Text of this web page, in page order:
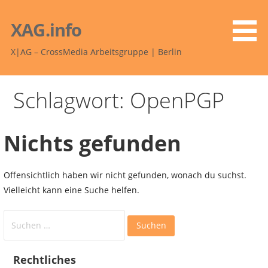
Inhalt
springen
XAG.info
X|AG – CrossMedia Arbeitsgruppe | Berlin
Schlagwort: OpenPGP
Nichts gefunden
Offensichtlich haben wir nicht gefunden, wonach du suchst.
Vielleicht kann eine Suche helfen.
nach:
Rechtliches